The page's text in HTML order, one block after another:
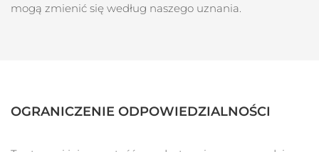
mogą zmienić się według naszego uznania.
OGRANICZENIE ODPOWIEDZIALNOŚCI
Wietnam
Oczekiwany czas dostawy